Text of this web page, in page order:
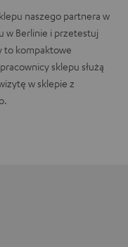
naszego partnera w
w Berlinie i przetestuj
to kompaktowe
sklepu służą
w sklepie z